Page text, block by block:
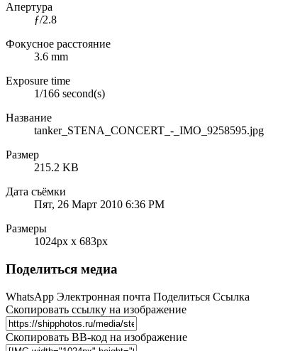
Апертура
ƒ/2.8
Фокусное расстояние
3.6 mm
Exposure time
1/166 second(s)
Название
tanker_STENA_CONCERT_-_IMO_9258595.jpg
Размер
215.2 KB
Дата съёмки
Пят, 26 Март 2010 6:36 PM
Размеры
1024px x 683px
Поделиться медиа
WhatsApp Электронная почта Поделиться Ссылка
Скопировать ссылку на изображение
Скопировать BB-код на изображение